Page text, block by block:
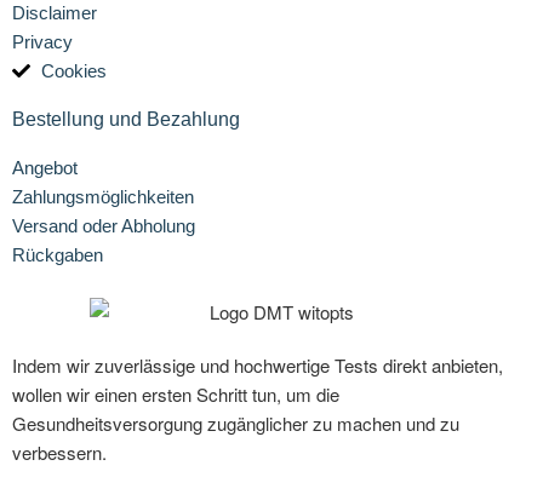
Disclaimer
Privacy
Cookies
Bestellung und Bezahlung
Angebot
Zahlungsmöglichkeiten
Versand oder Abholung
Rückgaben
Indem wir zuverlässige und hochwertige Tests direkt anbieten,
wollen wir einen ersten Schritt tun, um die
Gesundheitsversorgung zugänglicher zu machen und zu
verbessern.